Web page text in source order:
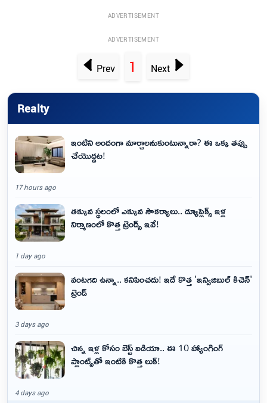
ADVERTISEMENT
ADVERTISEMENT
Prev 1 Next
Realty
ఇంటిని అందంగా మార్చాలనుకుంటున్నారా? ఈ ఒక్క తప్పు
చేయొద్దట!
17 hours ago
తక్కువ స్థలంలో ఎక్కువ సౌకర్యాలు.. డ్యూప్లెక్స్ ఇళ్ల
నిర్మాణంలో కొత్త ట్రెండ్స్ ఇవే!
1 day ago
వంటగది ఉన్నా.. కనిపించదు! ఇదే కొత్త 'ఇన్విజిబుల్ కిచెన్'
ట్రెండ్
3 days ago
చిన్న ఇళ్ల కోసం బెస్ట్ ఐడియా.. ఈ 10 హ్యాంగింగ్
ప్లాంట్స్‌తో ఇంటికి కొత్త లుక్!
4 days ago